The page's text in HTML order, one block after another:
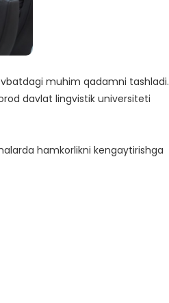
muhim qadamni tashladi.
davlat lingvistik universiteti
hamkorlikni kengaytirishga